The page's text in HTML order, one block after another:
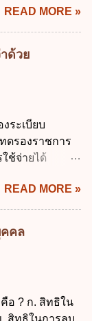
ง ม...
ง. 29
หรือนิติบุคคล
กับการเก็บ
ส่วนบุคคล" คือ
ถูกต้อง ข้อ 5 ผู้
าที่ตามพระ
บุคคล พ.ศ.
ฏิบัติสำหรับผู้ที่
ในเกณฑ์การ
ตามความใน
" หมายถึง เด็ก
งการศึกษา
คือ 2.1 บิดา
งเป็นผู้ใช้
บุคคลที่เด็ก
รับใช้การงาน
เด็กเข้าเรียน
รเปิดเรียนภาค
ศึกษายังมิไ...
READ MORE »
ด้วย
ระเบียบ
ดรองราชการ
ช้จ่ายได้
ารเพื่อรองจ่าย
างประเทศ ค.
งินการคลังตาม
สนับสนุนการให้
ร่งด่วนที่ไม่
ประมาณได้ ข้อ
าศัยกฎหมาย
READ MORE »
คล
คือ ? ก. สิทธิใน
สิทธิในการลบ